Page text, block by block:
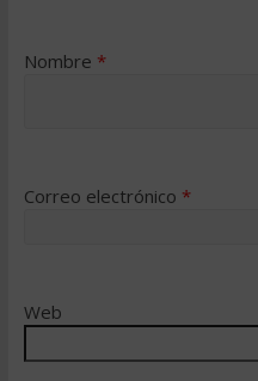
Nombre *
Correo electrónico *
Web